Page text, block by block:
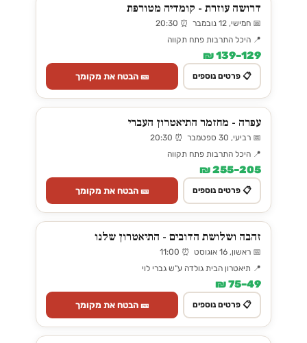
דרושה עוזרת - קומדיה מטורפת
📅 חמישי, 12 נובמבר ⏰ 20:30
📍 היכל התרבות פתח תקווה
129–139 ₪
📋 פרטים נוספים 🎫 הבטח את מקומך
עפרה - מחזמר התיאטרון העברי
📅 רביעי, 30 ספטמבר ⏰ 20:30
📍 היכל התרבות פתח תקווה
205–255 ₪
📋 פרטים נוספים 🎫 הבטח את מקומך
זהבה ושלושת הדובים - התיאטרון שלנו
📅 ראשון, 16 אוגוסט ⏰ 11:00
📍 תיאטרון הבית גולדה ע"ש גברי לוי
49–75 ₪
📋 פרטים נוספים 🎫 הבטח את מקומך